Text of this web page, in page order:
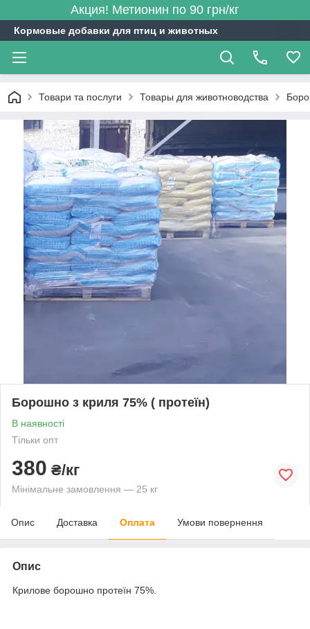
Акция! Метионин по 90 грн/кг
Кормовые добавки для птиц и животных
Товари та послуги Товары для животноводства
Борошно з криля 75% ( протеїн)
В наявності
Тільки опт
380 ₴/кг
Мінімальне замовлення — 25 кг
Опис Доставка Оплата Умови повернення
Опис
Крилове борошно протеїн 75%.